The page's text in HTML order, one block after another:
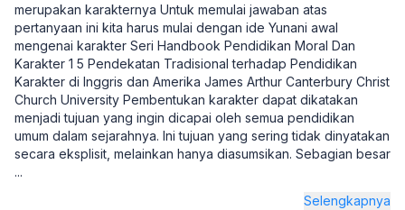
merupakan karakternya Untuk memulai jawaban atas
pertanyaan ini kita harus mulai dengan ide Yunani awal
mengenai karakter Seri Handbook Pendidikan Moral Dan
Karakter 1 5 Pendekatan Tradisional terhadap Pendidikan
Karakter di Inggris dan Amerika James Arthur Canterbury Christ
Church University Pembentukan karakter dapat dikatakan
menjadi tujuan yang ingin dicapai oleh semua pendidikan
umum dalam sejarahnya. Ini tujuan yang sering tidak dinyatakan
secara eksplisit, melainkan hanya diasumsikan. Sebagian besar
...
Selengkapnya